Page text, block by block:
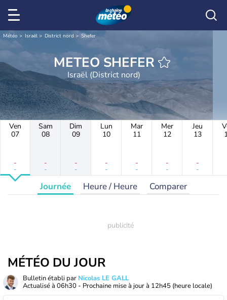
Météo Israël District nord Shefer
METEO SHEFER
Israël (District nord)
Ven
07
-
-
Sam
08
-
-
Dim
09
-
-
Lun
10
-
-
Mar
11
-
-
Mer
12
-
-
Jeu
13
-
-
Journée Heure / Heure Comparer
MÉTÉO DU JOUR
Bulletin établi par Nicolas LE GALL
Actualisé à 06h30 - Prochaine mise à jour à 12h45 (heure locale)